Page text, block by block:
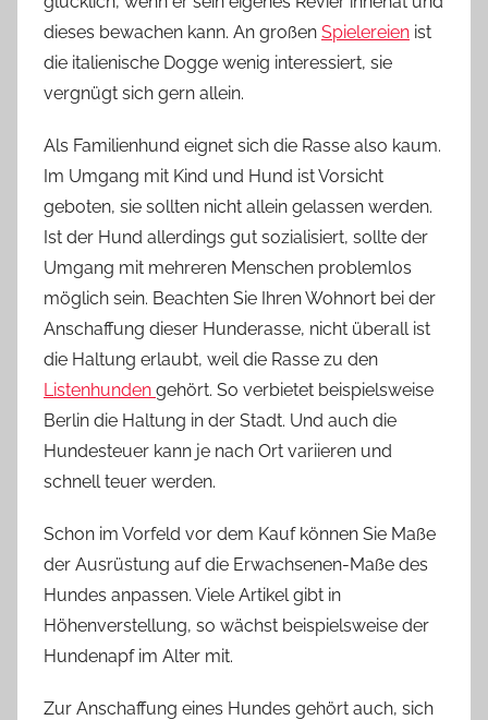
dieses bewachen kann. An großen Spielereien ist
die italienische Dogge wenig interessiert, sie
vergnügt sich gern allein.
Als Familienhund eignet sich die Rasse also kaum.
Im Umgang mit Kind und Hund ist Vorsicht
geboten, sie sollten nicht allein gelassen werden.
Ist der Hund allerdings gut sozialisiert, sollte der
Umgang mit mehreren Menschen problemlos
möglich sein. Beachten Sie Ihren Wohnort bei der
Anschaffung dieser Hunderasse, nicht überall ist
die Haltung erlaubt, weil die Rasse zu den
Listenhunden gehört. So verbietet beispielsweise
Berlin die Haltung in der Stadt. Und auch die
Hundesteuer kann je nach Ort variieren und
schnell teuer werden.
Schon im Vorfeld vor dem Kauf können Sie Maße
der Ausrüstung auf die Erwachsenen-Maße des
Hundes anpassen. Viele Artikel gibt in
Höhenverstellung, so wächst beispielsweise der
Hundenapf im Alter mit.
Zur Anschaffung eines Hundes gehört auch, sich